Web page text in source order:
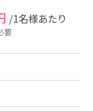
/1名様あたり
要